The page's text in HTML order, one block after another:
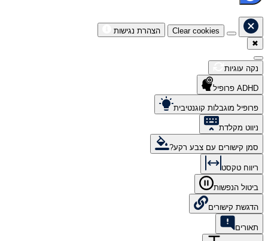
Clear cookies
הצהרת נגישות
✖
נקה עוגיות
ADHD פרופיל
פרופיל מוגבלות קוגנטיבית
ניווט מקלדת
סמן קישורים עם צבע רקע?
ריווח טקסט
ביטול הנפשות
הדגשת קישורים
תאורים